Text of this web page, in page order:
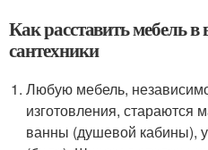
Как расставить мебель в
сантехники
Любую мебель,
изготовления, стараются
ванны (душевой кабины),